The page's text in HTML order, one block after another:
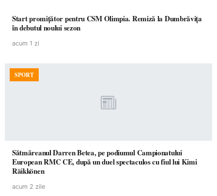
Start promițător pentru CSM Olimpia. Remiză la Dumbrăvița
în debutul noului sezon
acum 1 zi
SPORT
Sătmăreanul Darren Betea, pe podiumul Campionatului
European RMC CE, după un duel spectaculos cu fiul lui Kimi
Räikkönen
acum 2 zile